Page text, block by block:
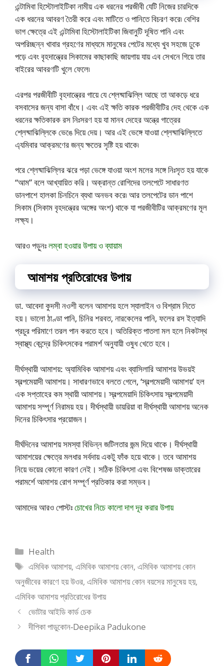
এন্টামিবা হিস্টোলাইটিকা নামীয় এক ধরনের পরজীবী যেটি নিজের চারদিকে
এক ধরনের আবরণ তৈরী করে এবং মাটিতে ও পানিতে বিচরণ করে৷ বেশির
ভাগ ক্ষেত্রে এই এন্টামিবা হিস্টোলাইটিকা জিবানুটি দূষিত পানি এবং
অপরিচ্ছন্ন খাবার গ্রহণের মাধ্যমে মানুষের পেটের মধ্যে খুব সহজে ঢুকে
পড়ে এবং বৃহদান্ত্রের সিকামের কাছাকাছি জায়গায় যায় এব সেখনে গিয়ে তার
বাইরের আবরণটি খুলে ফেলে৷
এরপর পরজীবীটি বৃহদান্ত্রের গায়ে যে শ্লেষ্মাঝিল্লি আছে তা আকড়ে ধরে
বসবাসের জন্য বাসা বাঁধে। এবং এই ক্ষতি কারক পরজীবীটির দেহ থেকে এক
ধরনের ক্ষতিকারক রস নিঃসরণ হয় যা মানব দেহের অন্ত্রে গাত্রের
শ্লেষ্মাঝিল্লিকে ভেঙে দিয়ে দেয়। আর এই ভেঙ্গে যাওয়া শ্লেষ্মাঝিল্লিতে
এ্যমিবার আক্রমণের জন্য ক্ষতের সৃষ্টি হয় থাকে৷
পরে শ্লেষ্মাঝিল্লির ঝরে পড়া ভেঙ্গে যাওয়া অংশ মলের সঙ্গে নিঃসৃত হয় যাকে
“আম” বলে আখ্যায়িত করি। অক্রান্ত রোগিদের তলপেটে সাধারণত
ডানপাশে হালকা চিনচিনে ব্যথা অনভব করে৷ আর তলপেটের ডান পাশে
সিকাম (সিকাম বৃহদন্ত্রের অঙ্গের অংশ) থাকে যা পরজীবীটির আক্রমণের মূল
লক্ষ্য।
আরও পড়ুনঃলম্বা হওয়ার উপায় ও ব্যায়াম
আমাশয় প্রতিরোধের উপায়
ডা. আবেদা কুদসী নওশী বলেন আমাশয় হলে স্যালাইন ও বিশ্রাম নিতে
হয়। ভালো ঠাণ্ডা পানি, চিনির শরবত, নারকেলের পানি, ফলের রস ইত্যাদি
প্রচুর পরিমাণে তরল পান করতে হবে। অতিরিক্ত পাতলা মল হলে নিকটস্থ
স্বাস্থ্য কেন্দ্রে চিকিৎসকের পরামর্শ অনুযায়ী ওষুধ খেতে হবে।
দীর্ঘস্থায়ী আমাশয়: অ্যামিবিক আমাশয় এবং ব্যাসিলারি আমাশয় উভয়ই
স্বল্পমেয়াদী আমাশয়। সাধারণভাবে বলতে গেলে, ‘স্বল্পমেয়াদী আমাশয়’ হল
এক সপ্তাহের কম স্থায়ী আমাশয়। স্বল্পমেয়াদি চিকিৎসায় স্বল্পমেয়াদী
আমাশয় সম্পূর্ণ নিরাময় হয়। দীর্ঘস্থায়ী ডায়রিয়া বা দীর্ঘস্থায়ী আমাশয় অনেক
দিনের চিকিৎসার প্রয়োজন।
দীর্ঘদিনের আমাশয় সমস্যা বিভিন্ন জটিলতার জন্ম দিয়ে থাকে। দীর্ঘস্থায়ী
আমাশয়ের ক্ষেত্রে মলধার সর্বদায় একটু ফাঁক হয়ে থাকে। তবে আমাশয়
নিয়ে ভয়ের কোনো কারণ নেই। সঠিক চিকিৎসা এবং বিশেষজ্ঞ ডাক্তারের
পরামর্শে আমাশয় রোগ সম্পূর্ণ প্রতিকার করা সম্ভব।
আমাদের আরও পোস্টঃচোখের নিচে কালো দাগ দূর করার উপায়
Categories
Health
Tags
এমিবিক আমাশয়,এমিবিক আমাশয় কোন,এমিবিক আমাশয় কোন
অনুজীবের কারণে হয় উওর, এমিবিক আমাশয় কোন বয়সের মানুষেয় হয়,
এমিবিক আমাশয় প্রতিরোধের উপায়
ভোটার আইডি কার্ড চেক
দীপিকা পাডুকোন-Deepika Padukone